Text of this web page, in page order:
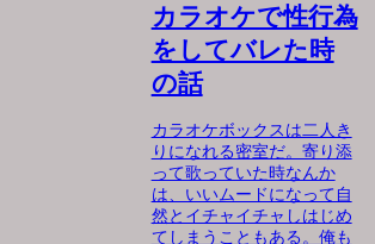
カラオケで性行為
をしてバレた時
の話
カラオケボックスは二人き
りになれる密室だ。寄り添
って歌っていた時なんか
は、いいムードになって自
然とイチャイチャしはじめ
てしまうこともある。俺も